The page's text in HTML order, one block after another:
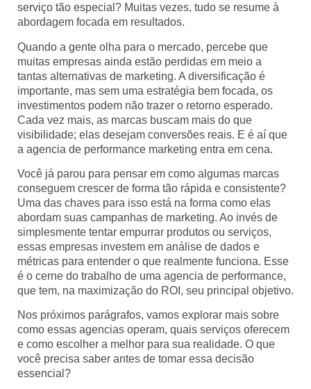
serviço tão especial? Muitas vezes, tudo se resume à
abordagem focada em resultados.
Quando a gente olha para o mercado, percebe que
muitas empresas ainda estão perdidas em meio a
tantas alternativas de marketing. A diversificação é
importante, mas sem uma estratégia bem focada, os
investimentos podem não trazer o retorno esperado.
Cada vez mais, as marcas buscam mais do que
visibilidade; elas desejam conversões reais. E é aí que
a agencia de performance marketing entra em cena.
Você já parou para pensar em como algumas marcas
conseguem crescer de forma tão rápida e consistente?
Uma das chaves para isso está na forma como elas
abordam suas campanhas de marketing. Ao invés de
simplesmente tentar empurrar produtos ou serviços,
essas empresas investem em análise de dados e
métricas para entender o que realmente funciona. Esse
é o cerne do trabalho de uma agencia de performance,
que tem, na maximização do ROI, seu principal objetivo.
Nos próximos parágrafos, vamos explorar mais sobre
como essas agencias operam, quais serviços oferecem
e como escolher a melhor para sua realidade. O que
você precisa saber antes de tomar essa decisão
essencial?